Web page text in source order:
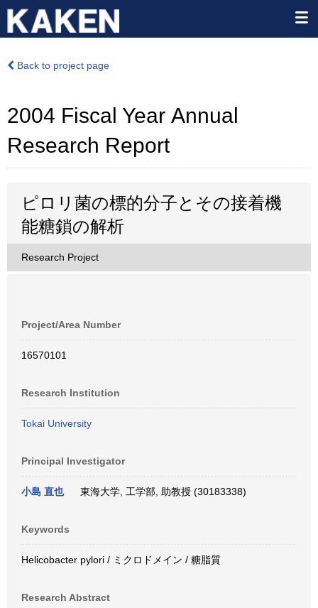
Back to project page
2004 Fiscal Year Annual
Research Report
ピロリ菌の標的分子とその接着機
能糖鎖の解析
Research Project
Project/Area Number
16570101
Research Institution
Tokai University
Principal Investigator
小島 直也 東海大学, 工学部, 助教授 (30183338)
Keywords
Helicobacter pylori / ミクロドメイン / 糖脂質
Research Abstract